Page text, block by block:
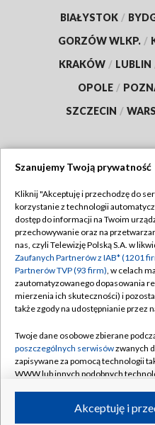
BIAŁYSTOK /
GORZÓW WLKP. /
KRAKÓW / LUBLIN
OPOLE /
SZCZECIN /
Abonament TVP
Emisja w TVP
Centrum informacji TVP
Naziemna Telewizja
Rada Programowa
System NOS
Informacje o nadawcy
Program dla prasy
Polityka
Szanujemy Twoją prywatność
Kliknij "Akceptuję i przechodzę do
korzystanie z technologii
dostęp do informacji na Twoim
przechowywanie oraz na
nas, czyli Telewizję Polską S.A. w
Zaufanych Partnerów z IAB* (1201
Partnerów TVP (93 firm), w celach
zautomatyzowanego dopasowania
mierzenia ich skuteczności) i
także zgody na udostępnianie przez
Twoje dane osobowe zbierane
poszczególnych serwisówzwanych
zapisywane za pomocą technologii
WWW lub innych podobnych
ruchu w Internecie.Akceptuję i